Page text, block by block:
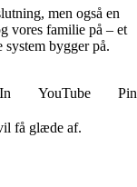
men også en
vores familie på – et
bygger på.
YouTube
få glæde af.